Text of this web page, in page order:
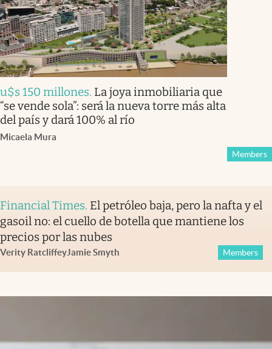
u$s 150 millones. La joya inmobiliaria que
“se vende sola”: será la nueva torre más alta
del país y dará 100% al río
Micaela Mura
Members
Financial Times. El petróleo baja, pero la nafta y el
gasoil no: el cuello de botella que mantiene los
precios por las nubes
Verity RatcliffeyJamie Smyth Members